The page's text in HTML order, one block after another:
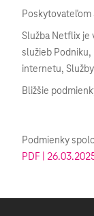
Poskytovateľom
Služba Netflix je
služieb Podniku,
internetu,
Bližšie
Podmienky
PDF |